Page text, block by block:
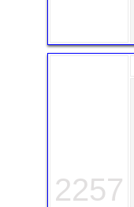
2257